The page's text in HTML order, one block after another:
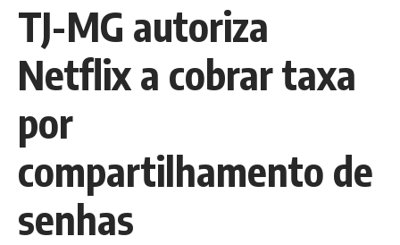
TJ-MG autoriza
Netflix a cobrar taxa
por
compartilhamento de
senhas